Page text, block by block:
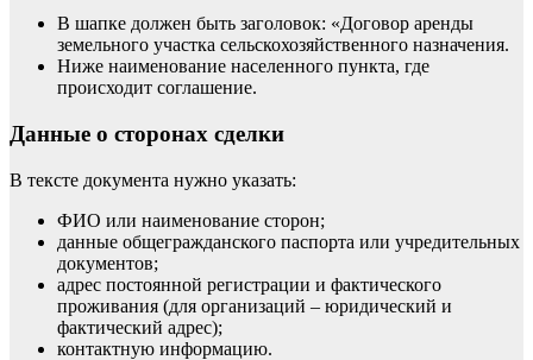
В шапке должен быть заголовок: «Договор аренды
земельного участка сельскохозяйственного назначения.
Ниже наименование населенного пункта, где
происходит соглашение.
Данные о сторонах сделки
В тексте документа нужно указать:
ФИО или наименование сторон;
данные общегражданского паспорта или учредительных
документов;
адрес постоянной регистрации и фактического
проживания (для организаций – юридический и
фактический адрес);
контактную информацию.